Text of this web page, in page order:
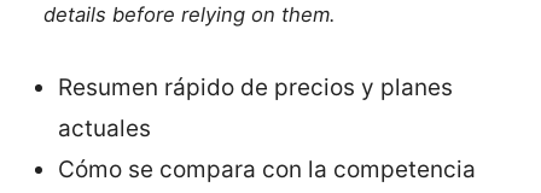
details before relying on them.
Resumen rápido de precios y planes
actuales
Cómo se compara con la competencia